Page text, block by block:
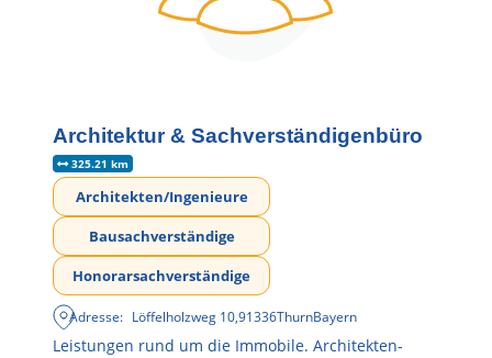
Architektur & Sachverständigenbüro
325.21 km
Architekten/Ingenieure
Bausachverständige
Honorarsachverständige
Adresse: Löffelholzweg 10,91336ThurnBayern
Leistungen rund um die Immobile. Architekten-